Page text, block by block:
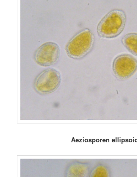
Aeziosporen